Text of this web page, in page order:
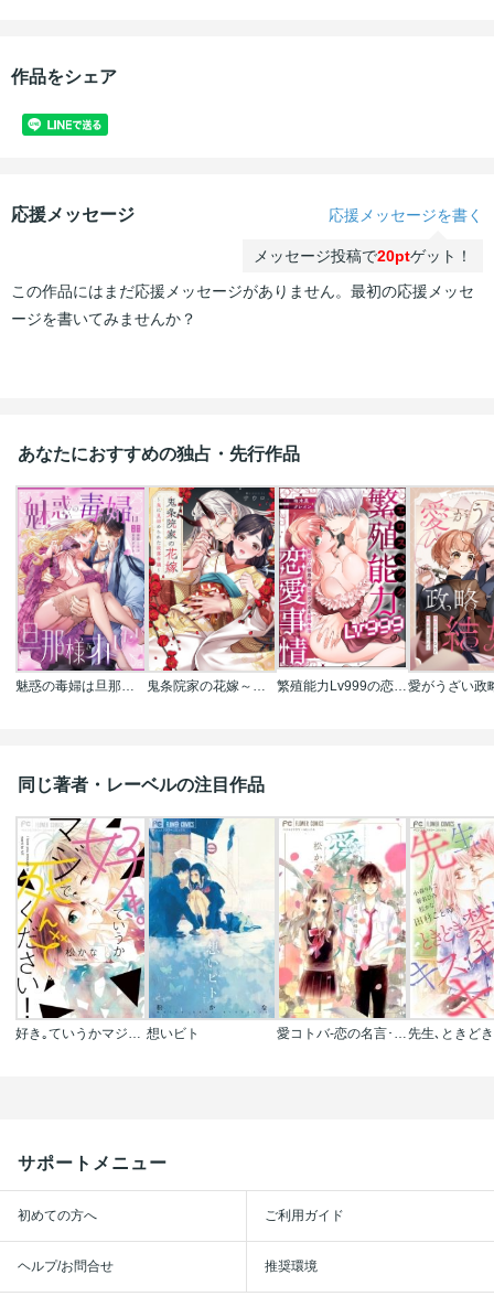
作品をシェア
応援メッセージ 応援メッセージを書く
メッセージ投稿で20ptゲット！
この作品にはまだ応援メッセージがありません。最初の応援メッセ
ージを書いてみませんか？
あなたにおすすめの独占・先行作品
魅惑の毒婦は旦那様をオトしたい 鬼条院家の花嫁～鬼に見初められた没落令嬢～ 繁殖能力Lv999の恋愛事情 ―幼なじみ候爵令息とのウブあま新婚生活―（単話版）
同じ著者・レーベルの注目作品
想いビト
サポートメニュー
初めての方へ ご利用ガイド
ヘルプ/お問合せ 推奨環境